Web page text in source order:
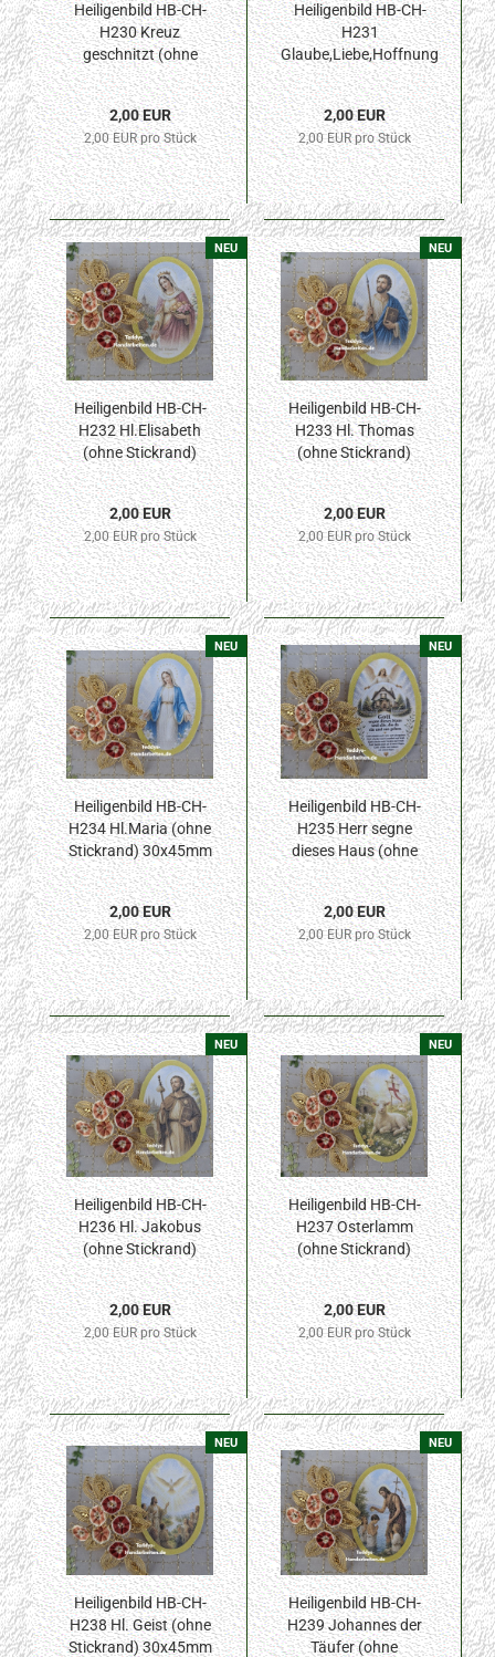
Heiligenbild HB-CH-
H230 Kreuz
geschnitzt (ohne
Stickrand) 30x45mm
2,00 EUR
2,00 EUR pro Stück
Heiligenbild HB-CH-
H231
Glaube,Liebe,Hoffnung
(ohne Stickrand)
30x45mm
2,00 EUR
2,00 EUR pro Stück
NEU
Heiligenbild HB-CH-
H232 Hl.Elisabeth
(ohne Stickrand)
30x45mm
2,00 EUR
2,00 EUR pro Stück
NEU
Heiligenbild HB-CH-
H233 Hl. Thomas
(ohne Stickrand)
30x45mm
2,00 EUR
2,00 EUR pro Stück
NEU
Heiligenbild HB-CH-
H234 Hl.Maria (ohne
Stickrand) 30x45mm
2,00 EUR
2,00 EUR pro Stück
NEU
Heiligenbild HB-CH-
H235 Herr segne
dieses Haus (ohne
Stickrand) 30x45mm
2,00 EUR
2,00 EUR pro Stück
NEU
Heiligenbild HB-CH-
H236 Hl. Jakobus
(ohne Stickrand)
30x45mm
2,00 EUR
2,00 EUR pro Stück
NEU
Heiligenbild HB-CH-
H237 Osterlamm
(ohne Stickrand)
30x45mm
2,00 EUR
2,00 EUR pro Stück
NEU
Heiligenbild HB-CH-
H238 Hl. Geist (ohne
Stickrand) 30x45mm
NEU
Heiligenbild HB-CH-
H239 Johannes der
Täufer (ohne